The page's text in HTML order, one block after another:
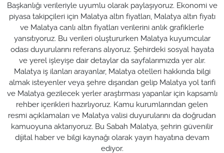
Başkanlığı verileriyle uyumlu olarak paylaşıyoruz. Ekonomi ve
piyasa takipçileri için Malatya altın fiyatları, Malatya altın fiyatı
ve Malatya canlı altın fiyatları verilerini anlık grafiklerle
yansıtıyoruz. Bu verileri oluştururken Malatya kuyumcular
odası duyurularını referans alıyoruz. Şehirdeki sosyal hayata
ve yerel işleyişe dair detaylar da sayfalarımızda yer alır.
Malatya iş ilanları arayanlar, Malatya otelleri hakkında bilgi
almak isteyenler veya şehre dışarıdan gelip Malatya yol tarifi
ve Malatya gezilecek yerler araştırması yapanlar için kapsamlı
rehber içerikleri hazırlıyoruz. Kamu kurumlarından gelen
resmi açıklamaları ve Malatya valisi duyurularını da doğrudan
kamuoyuna aktarıyoruz. Bu Sabah Malatya, şehrin güvenilir
dijital haber ve bilgi kaynağı olarak yayın hayatına devam
ediyor.